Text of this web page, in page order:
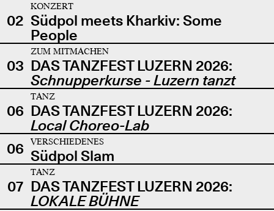
02
KONZERT
Südpol meets Kharkiv: Some
People
03
ZUM MITMACHEN
DAS TANZFEST LUZERN 2026:
Schnupperkurse - Luzern tanzt
06
TANZ
DAS TANZFEST LUZERN 2026:
Local Choreo-Lab
06
VERSCHIEDENES
Südpol Slam
07
TANZ
DAS TANZFEST LUZERN 2026:
LOKALE BÜHNE